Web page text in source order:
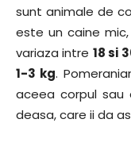
sunt animale de
este un caine
variaza intre 18 si
1-3 kg.
aceea corpul
deasa, care ii da